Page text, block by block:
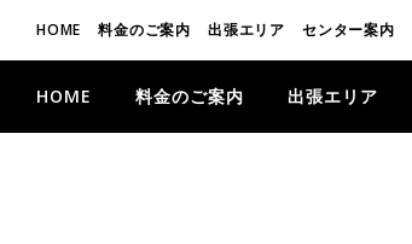
HOME 料金のご案内 出張エリア センター案内
HOME 料金のご案内 出張エリア